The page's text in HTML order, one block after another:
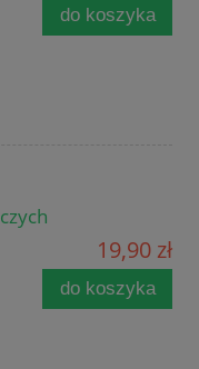
do koszyka
19,90 zł
do koszyka